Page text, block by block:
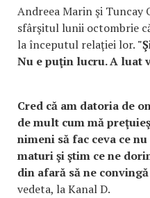
Andreea Marin şi Tuncay
sfârşitul lunii octombrie
la începutul relaţiei lor.
Nu e puţin lucru. A luat
Cred că am datoria de
de mult cum mă
nimeni să fac ceva ce
maturi şi ştim ce ne
din afară să ne
vedeta, la Kanal D.